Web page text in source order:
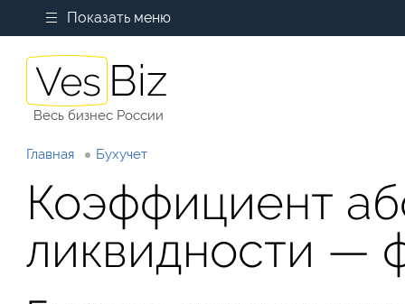
Показать меню
Весь бизнес России
Главная Бухучет
Коэффициент
ликвидности —